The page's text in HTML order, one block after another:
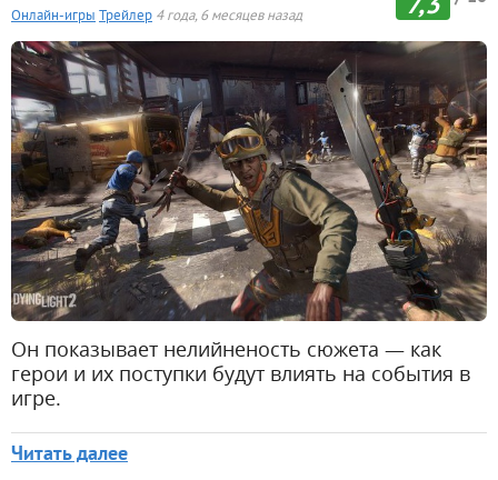
Онлайн-игры Трейлер 4 года, 6 месяцев назад
Он показывает нелийненость сюжета — как
герои и их поступки будут влиять на события в
игре.
Читать далее